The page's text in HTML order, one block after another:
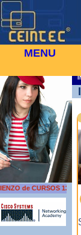
MENU
de CURSOS 13 DE